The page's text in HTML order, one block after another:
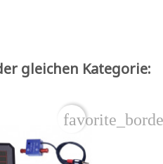
gleichen Kategorie: